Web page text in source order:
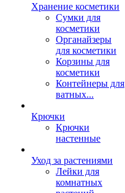
Хранение косметики
Сумки для
косметики
Органайзеры
для косметики
Корзины для
косметики
Контейнеры для
ватных...
Крючки
Крючки
настенные
Уход за растениями
Лейки для
комнатных